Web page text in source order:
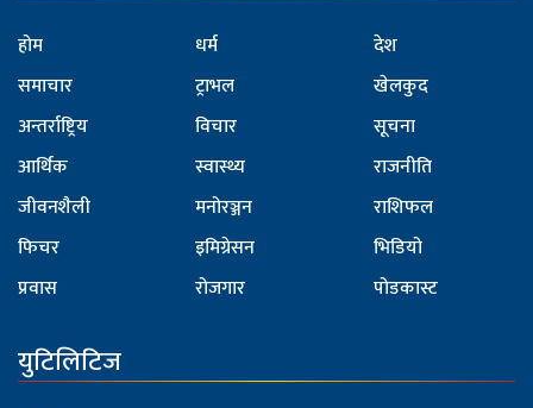
होम
समाचार
अन्तर्राष्ट्रिय
आर्थिक
जीवनशैली
फिचर
प्रवास
धर्म
ट्राभल
विचार
स्वास्थ्य
मनोरञ्जन
इमिग्रेसन
रोजगार
देश
खेलकुद
सूचना
राजनीति
राशिफल
भिडियो
पोडकास्ट
युटिलिटिज